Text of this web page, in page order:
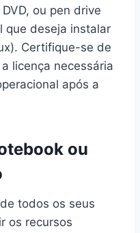
ou pen drive
que deseja instalar
Certifique-se de
licença necessária
após a
ou
todos os seus
os recursos